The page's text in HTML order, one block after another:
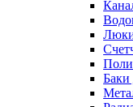
Люки
Баки